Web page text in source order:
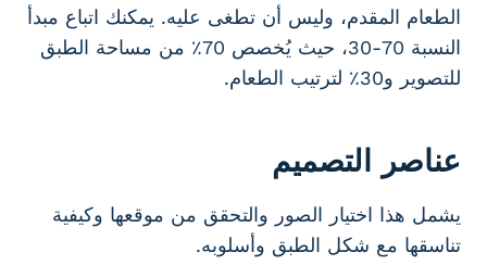
الطعام المقدم، وليس أن تطغى عليه. يمكنك اتباع مبدأ
النسبة 70-30، حيث يُخصص 70٪ من مساحة الطبق
للتصوير و30٪ لترتيب الطعام.
عناصر التصميم
يشمل هذا اختيار الصور والتحقق من موقعها وكيفية
تناسقها مع شكل الطبق وأسلوبه.